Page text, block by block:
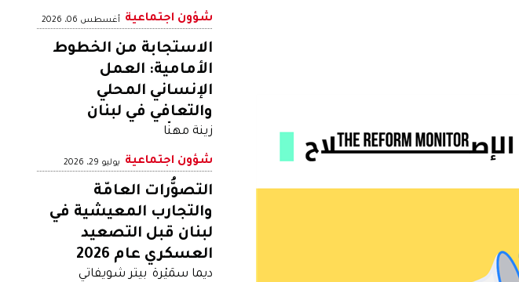
شؤون اجتماعية أغسطس 06، 2026
الاستجابة من الخطوط
الأمامية: العمل
الإنساني المحلي
والتعافي في لبنان
زينة مهنّا
شؤون اجتماعية يوليو 29، 2026
التصوُّرات العامّة
والتجارب المعيشية في
لبنان قبل التصعيد
العسكري عام 2026
ديما سمَيْرة بيتر شويفاتي